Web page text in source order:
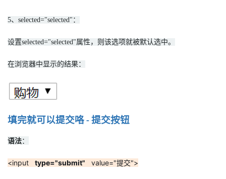
5、selected="selected"：
设置selected="selected"属性，则该选项就被默认选中。
在浏览器中显示的结果：
填完就可以提交咯 - 提交按钮
语法：
<input type="submit" value="提交">